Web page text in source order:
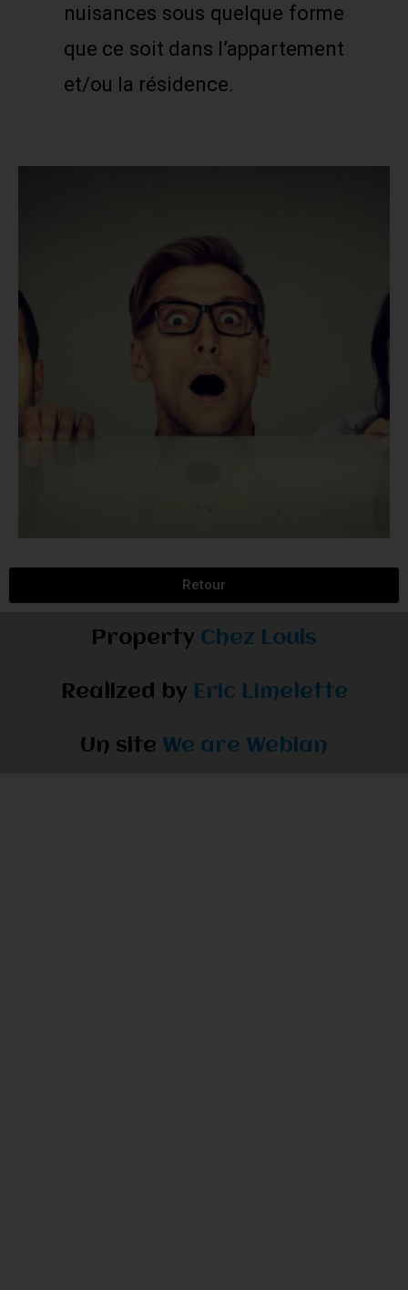
nuisances sous quelque forme
que ce soit dans l’appartement
et/ou la résidence.
Retour
Property Chez Louis
Realized by Eric Limelette
Un site We are Webian